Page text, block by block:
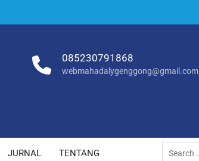
085230791868
webmahadalygenggong@gmail.com
JURNAL TENTANG
Search
for: